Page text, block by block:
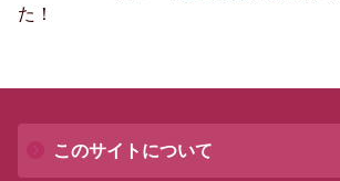
た！
このサイトについて